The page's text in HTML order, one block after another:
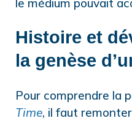
Histoire et
la genèse
Pour comprendre la
Time, il faut